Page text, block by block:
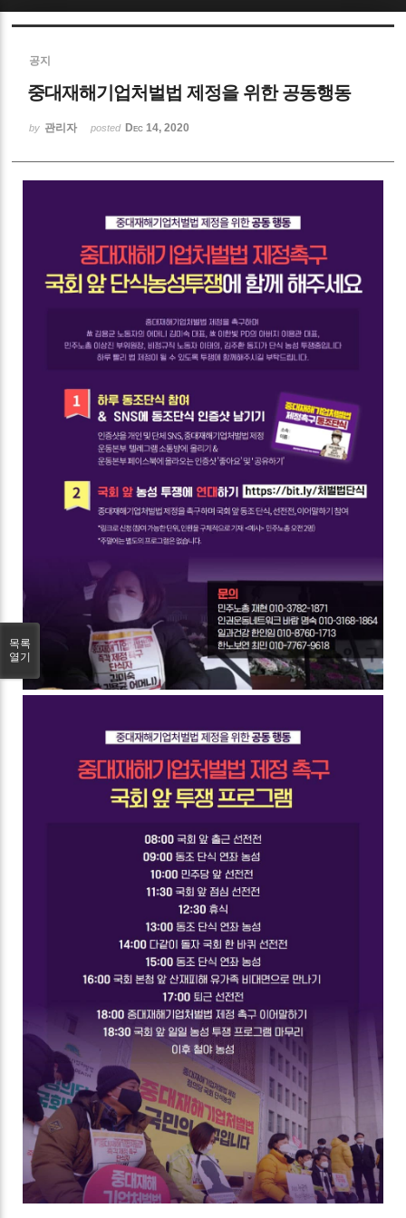
공지
중대재해기업처벌법 제정을 위한 공동행동
by 관리자 posted Dec 14, 2020
목록
열기
Sketchbook5, 스케치북5
Sketchbook5, 스케치북5